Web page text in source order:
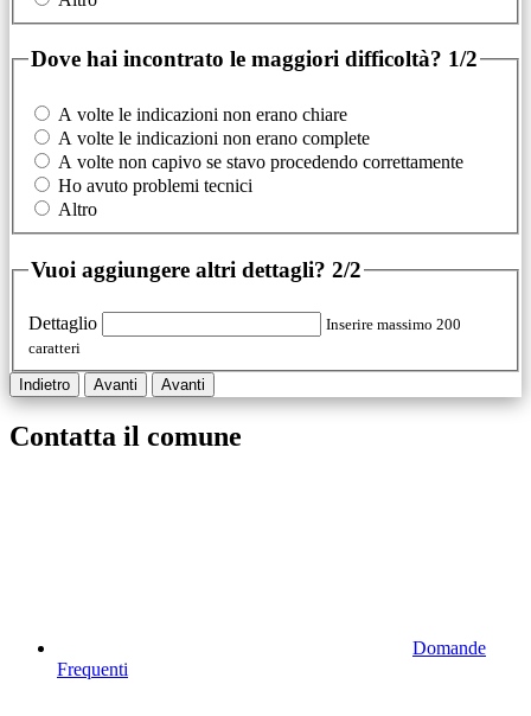
Dove hai incontrato le maggiori difficoltà? 1/2
A volte le indicazioni non erano chiare
A volte le indicazioni non erano complete
A volte non capivo se stavo procedendo correttamente
Ho avuto problemi tecnici
Altro
Vuoi aggiungere altri dettagli? 2/2
Dettaglio
Inserire massimo 200
caratteri
Indietro Avanti Avanti
Contatta il comune
Domande
Frequenti